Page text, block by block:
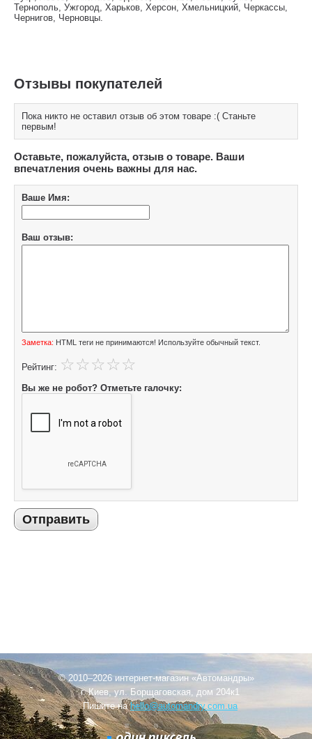
Тернополь, Ужгород, Харьков, Херсон, Хмельницкий, Черкассы,
Чернигов, Черновцы.
Отзывы покупателей
Пока никто не оставил отзыв об этом товаре :( Станьте
первым!
Оставьте, пожалуйста, отзыв о товаре. Ваши
впечатления очень важны для нас.
Ваше Имя:
Ваш отзыв:
Заметка: HTML теги не принимаются! Используйте обычный текст.
Рейтинг:
Вы же не робот? Отметьте галочку:
Отправить
© 2010–2026 интернет-магазин «Автомандры»
г. Киев, ул. Борщаговская, дом 204к1
Пишите наhello@automandry.com.ua